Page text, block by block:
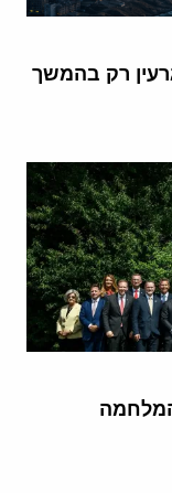
רק בהמשך